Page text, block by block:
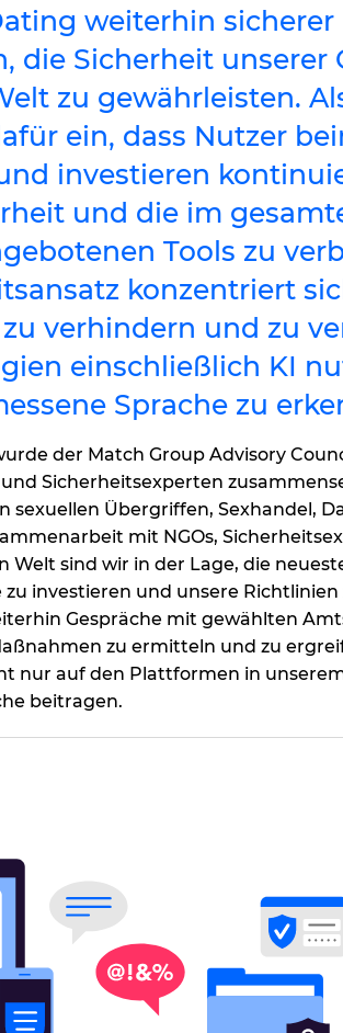
weiterhin
die Sicherheit unserer
zu gewährleisten.
ein, dass Nutzer
investieren
und die im
Tools zu
konzentriert
verhindern und zu
einschließlich KI
Sprache zu
der Match Group Advisory
Sicherheitsexperten
sexuellen Übergriffen, Sexhandel,
mit NGOs,
Welt sind wir in der Lage, die
zu investieren und unsere Richtlinien
Gespräche mit gewählten
zu ermitteln und zu
nur auf den Plattformen in
beitragen.